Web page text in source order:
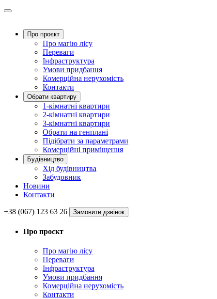
Про проєкт
Про магію ліcу
Переваги
Інфраструктура
Умови придбання
Комерційна нерухомість
Контакти
Обрати квартиру
1-кімнатні квартири
2-кімнатні квартири
3-кімнатні квартири
Обрати на генплані
Підібрати за параметрами
Комерційні приміщення
Будівництво
Хід будівництва
Забудовник
Новини
Контакти
+38 (067) 123 63 26 Замовити дзвінок
Про проєкт
Про магію ліcу
Переваги
Інфраструктура
Умови придбання
Комерційна нерухомість
Контакти